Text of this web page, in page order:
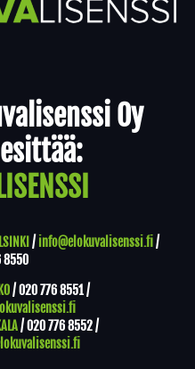
Oy
/ info@elokuvalisenssi.fi/
8550
/020 776 8551/
/020 776 8552/